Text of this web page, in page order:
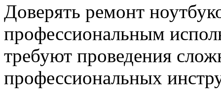
Доверять ремонт
профессиональным
требуют проведения
профессиональных